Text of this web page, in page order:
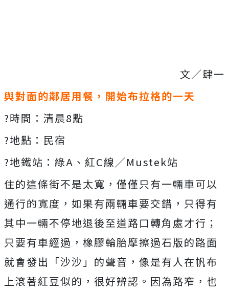
文／肆一
與對面的鄰居用餐 ， 開始布拉格的一天
?時間：清晨8點
?地點：民宿
?地鐵站：綠A、紅C線╱Mustek站
住的這條街不是太寬，僅僅只有一輛車可以
通行的寬度，如果有兩輛車要交錯，只得有
其中一輛不停地退後至道路口轉角處才行；
只要有車經過，橡膠輪胎摩擦過石版的路面
就會發出「沙沙」的聲音，像是有人在帆布
上滾著紅豆似的，很好辨認。因為路窄，也